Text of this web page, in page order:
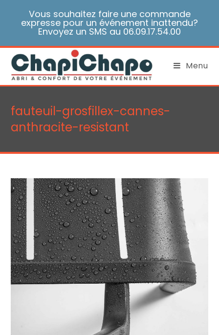
Vous souhaitez faire une commande
expresse pour un événement inattendu?
Envoyez un SMS au 06.09.17.54.00
Menu
fauteuil-grosfillex-cannes-
anthracite-resistant